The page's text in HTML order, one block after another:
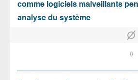
comme logiciels malveillants
analyse du système
0